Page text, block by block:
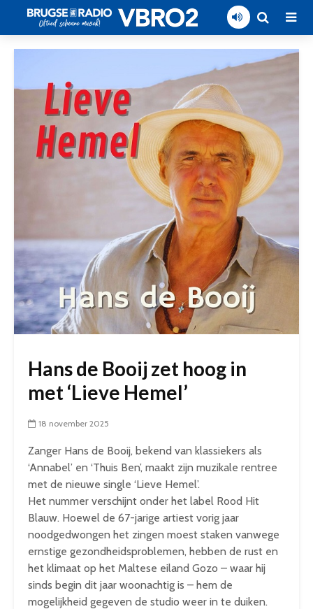
Hans de Booij zet hoog in
met ‘Lieve Hemel’
18 november 2025
Zanger Hans de Booij, bekend van klassiekers als
‘Annabel’ en ‘Thuis Ben’, maakt zijn muzikale rentree
met de nieuwe single ‘Lieve Hemel’.
Het nummer verschijnt onder het label Rood Hit
Blauw. Hoewel de 67-jarige artiest vorig jaar
noodgedwongen het zingen moest staken vanwege
ernstige gezondheidsproblemen, hebben de rust en
het klimaat op het Maltese eiland Gozo – waar hij
sinds begin dit jaar woonachtig is – hem de
mogelijkheid gegeven de studio weer in te duiken.